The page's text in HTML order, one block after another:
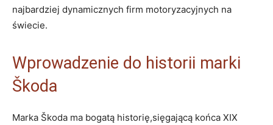
najbardziej dynamicznych ‌firm motoryzacyjnych na
świecie.
Wprowadzenie do historii marki
Škoda
Marka Škoda ma bogatą historię,sięgającą końca XIX